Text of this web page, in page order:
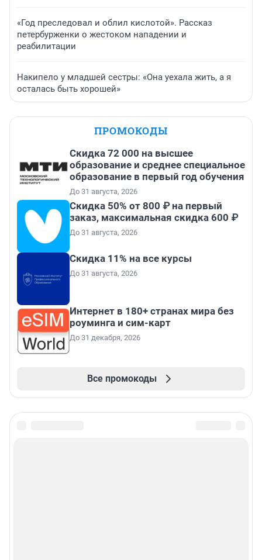
«Год преследовал и облил кислотой». Рассказ
петербурженки о жестоком нападении и
реабилитации
Накипело у младшей сестры: «Она уехала жить, а я
осталась быть хорошей»
ПРОМОКОДЫ
Скидка 72 000 на высшее
образование и среднее специальное
образование в первый год обучения
До 31 августа, 2026
Скидка 50% от 800 ₽ на первый
заказ, максимальная скидка 600 ₽
До 31 августа, 2026
Скидка 11% на все курсы
До 31 августа, 2026
Интернет в 180+ странах мира без
роуминга и сим-карт
До 31 декабря, 2026
Все промокоды